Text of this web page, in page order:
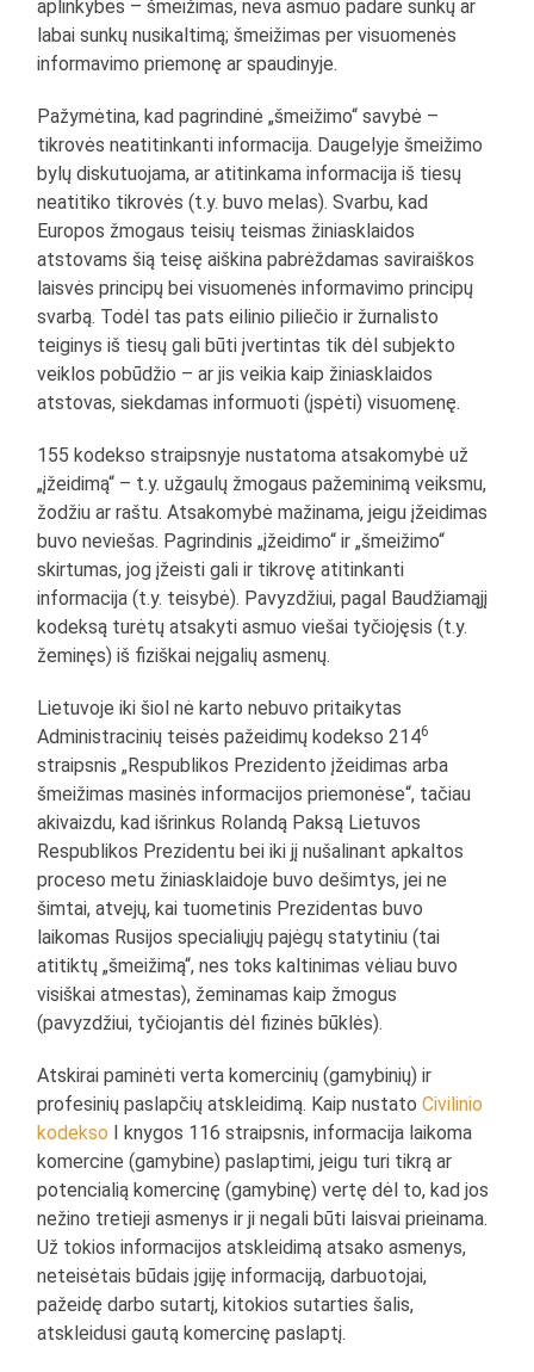
aplinkybės – šmeižimas, neva asmuo padarė sunkų ar
labai sunkų nusikaltimą; šmeižimas per visuomenės
informavimo priemonę ar spaudinyje.
Pažymėtina, kad pagrindinė „šmeižimo“ savybė –
tikrovės neatitinkanti informacija. Daugelyje šmeižimo
bylų diskutuojama, ar atitinkama informacija iš tiesų
neatitiko tikrovės (t.y. buvo melas). Svarbu, kad
Europos žmogaus teisių teismas žiniasklaidos
atstovams šią teisę aiškina pabrėždamas saviraiškos
laisvės principų bei visuomenės informavimo principų
svarbą. Todėl tas pats eilinio piliečio ir žurnalisto
teiginys iš tiesų gali būti įvertintas tik dėl subjekto
veiklos pobūdžio – ar jis veikia kaip žiniasklaidos
atstovas, siekdamas informuoti (įspėti) visuomenę.
155 kodekso straipsnyje nustatoma atsakomybė už
„įžeidimą“ – t.y. užgaulų žmogaus pažeminimą veiksmu,
žodžiu ar raštu. Atsakomybė mažinama, jeigu įžeidimas
buvo neviešas. Pagrindinis „įžeidimo“ ir „šmeižimo“
skirtumas, jog įžeisti gali ir tikrovę atitinkanti
informacija (t.y. teisybė). Pavyzdžiui, pagal Baudžiamąjį
kodeksą turėtų atsakyti asmuo viešai tyčiojęsis (t.y.
žeminęs) iš fiziškai neįgalių asmenų.
Lietuvoje iki šiol nė karto nebuvo pritaikytas
Administracinių teisės pažeidimų kodekso 2146
straipsnis „Respublikos Prezidento įžeidimas arba
šmeižimas masinės informacijos priemonėse“, tačiau
akivaizdu, kad išrinkus Rolandą Paksą Lietuvos
Respublikos Prezidentu bei iki jį nušalinant apkaltos
proceso metu žiniasklaidoje buvo dešimtys, jei ne
šimtai, atvejų, kai tuometinis Prezidentas buvo
laikomas Rusijos specialiųjų pajėgų statytiniu (tai
atitiktų „šmeižimą“, nes toks kaltinimas vėliau buvo
visiškai atmestas), žeminamas kaip žmogus
(pavyzdžiui, tyčiojantis dėl fizinės būklės).
Atskirai paminėti verta komercinių (gamybinių) ir
profesinių paslapčių atskleidimą. Kaip nustatoCivilinio
kodekso I knygos 116 straipsnis, informacija laikoma
komercine (gamybine) paslaptimi, jeigu turi tikrą ar
potencialią komercinę (gamybinę) vertę dėl to, kad jos
nežino tretieji asmenys ir ji negali būti laisvai prieinama.
Už tokios informacijos atskleidimą atsako asmenys,
neteisėtais būdais įgiję informaciją, darbuotojai,
pažeidę darbo sutartį, kitokios sutarties šalis,
atskleidusi gautą komercinę paslaptį.